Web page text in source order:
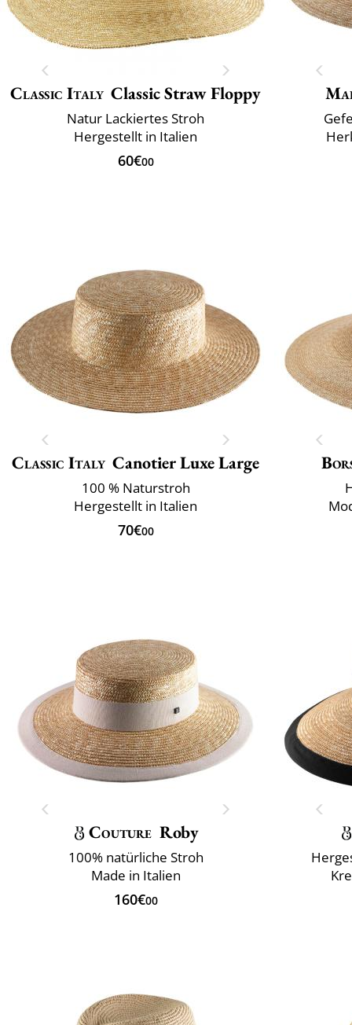
Classic Italy Classic Straw Floppy
Natur Lackiertes Stroh
Hergestellt in Italien
60€00
Classic Italy Canotier Luxe Large
100 % Naturstroh
Hergestellt in Italien
70€00
Couture Roby
100% natürliche Stroh
Made in Italien
160€00